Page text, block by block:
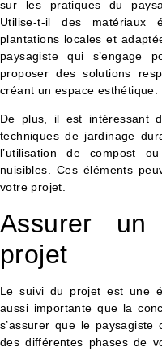
sur les pratiques du
Utilise-t-il des matériaux
plantations locales et
paysagiste qui s’engage
proposer des solutions
créant un espace esthétique.
De plus, il est intéressant
techniques de jardinage
l’utilisation de compost
nuisibles. Ces éléments
votre projet.
Assurer
projet
Le suivi du projet est une
aussi importante que la
s’assurer que le
des différentes phases de